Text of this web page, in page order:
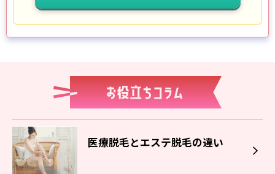
医療脱毛とエステ脱毛の違い